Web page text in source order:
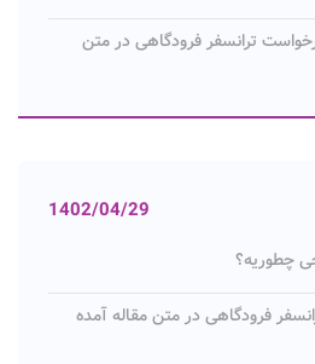
ترانسفر فرودگاهی در متن
1402/04/29
چطوریه؟
فرودگاهی در متن مقاله آمده